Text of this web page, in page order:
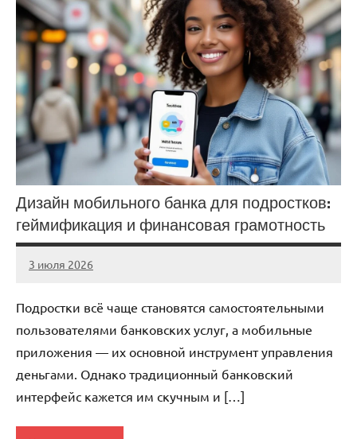
Дизайн мобильного банка для подростков:
геймификация и финансовая грамотность
3 июля 2026
stroicentr_m
Нет
Подростки всё чаще становятся самостоятельными
пользователями банковских услуг, а мобильные
приложения — их основной инструмент управления
деньгами. Однако традиционный банковский
интерфейс кажется им скучным и […]